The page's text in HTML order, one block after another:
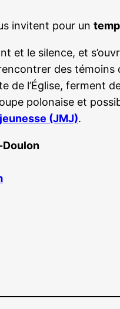
invitent pour un
et le silence, et
des témoins
de l’Église, ferment
polonaise et
(JMJ).